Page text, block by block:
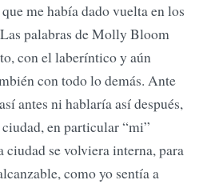
me había dado vuelta en los
palabras de Molly Bloom
con el laberíntico y aún
con todo lo demás. Ante
antes ni hablaría así después,
en particular “mi”
ciudad se volviera interna, para
como yo sentía a